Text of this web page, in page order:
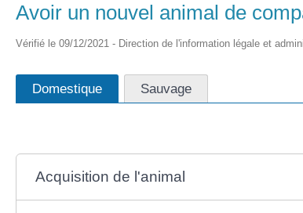
Avoir un nouvel animal de
Vérifié le 09/12/2021 - Direction de l'information légale et
Domestique Sauvage
Acquisition de l'animal